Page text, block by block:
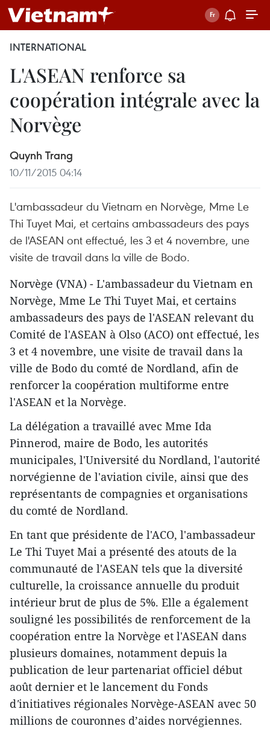
INTERNATIONAL
L'ASEAN renforce sa
coopération intégrale avec la
Norvège
Quynh Trang
10/11/2015 04:14
L'ambassadeur du Vietnam en Norvège, Mme Le
Thi Tuyet Mai, et certains ambassadeurs des pays
de l'ASEAN ont effectué, les 3 et 4 novembre, une
visite de travail dans la ville de Bodo.
Norvège (VNA) - L'ambassadeur du Vietnam en
Norvège, Mme Le Thi Tuyet Mai, et certains
ambassadeurs des pays de l'ASEAN relevant du
Comité de l'ASEAN à Olso (ACO) ont effectué, les
3 et 4 novembre, une visite de travail dans la
ville de Bodo du comté de Nordland, afin de
renforcer la coopération multiforme entre
l'ASEAN et la Norvège.
La délégation a travaillé avec Mme Ida
Pinnerod, maire de Bodo, les autorités
municipales, l'Université du Nordland, l'autorité
norvégienne de l'aviation civile, ainsi que des
représentants de compagnies et organisations
du comté de Nordland.
En tant que présidente de l'ACO, l'ambassadeur
Le Thi Tuyet Mai a présenté des atouts de la
communauté de l'ASEAN tels que la diversité
culturelle, la croissance annuelle du produit
intérieur brut de plus de 5%. Elle a également
souligné les possibilités de renforcement de la
coopération entre la Norvège et l'ASEAN dans
plusieurs domaines, notamment depuis la
publication d​e leur partenariat officiel début
août dernier et le lancement du Fonds
d'initiatives régionales Norvège-ASEAN avec 50
millions de couronnes d’aides norvégiennes.